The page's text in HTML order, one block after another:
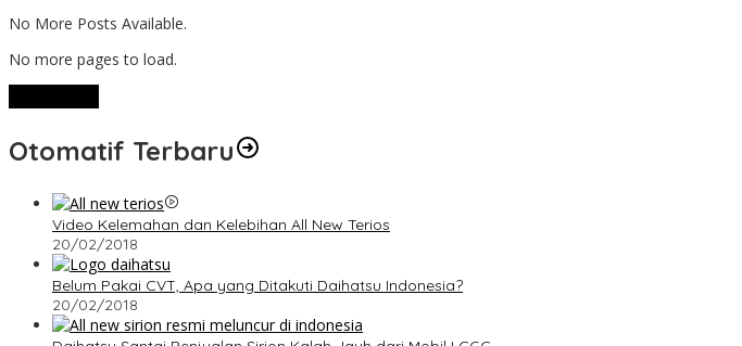
No More Posts Available.
No more pages to load.
Otomatif Terbaru
Video Kelemahan dan Kelebihan All New Terios
20/02/2018
Belum Pakai CVT, Apa yang Ditakuti Daihatsu Indonesia?
20/02/2018